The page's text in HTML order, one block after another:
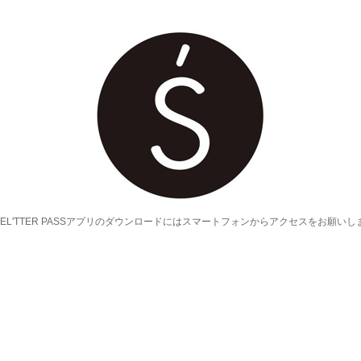
PASSアプリのダウンロードにはスマートフォンからアクセスをお願いし